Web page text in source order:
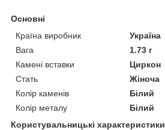
Основні
Країна виробник
Україна
Вага
1.73 г
Камені вставки
Циркон
Стать
Жіноча
Колір каменів
Білий
Колір металу
Білий
Користувальницькі характеристики